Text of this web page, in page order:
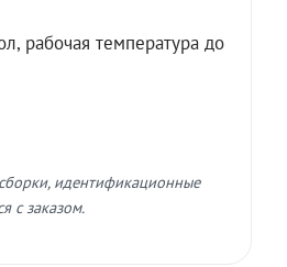
рабочая температура до
идентификационные
с заказом.